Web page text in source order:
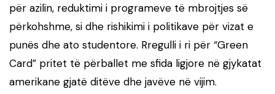
për azilin, reduktimi i programeve të mbrojtjes së
përkohshme, si dhe rishikimi i politikave për vizat e
punës dhe ato studentore. Rregulli i ri për “Green
Card” pritet të përballet me sfida ligjore në gjykatat
amerikane gjatë ditëve dhe javëve në vijim.